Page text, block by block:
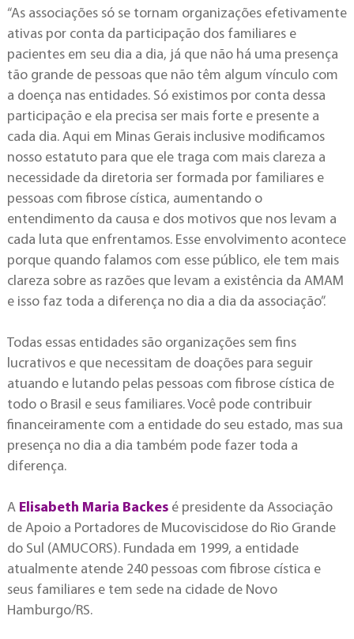
“As associações só se tornam organizações efetivamente
ativas por conta da participação dos familiares e
pacientes em seu dia a dia, já que não há uma presença
tão grande de pessoas que não têm algum vínculo com
a doença nas entidades. Só existimos por conta dessa
participação e ela precisa ser mais forte e presente a
cada dia. Aqui em Minas Gerais inclusive modificamos
nosso estatuto para que ele traga com mais clareza a
necessidade da diretoria ser formada por familiares e
pessoas com fibrose cística, aumentando o
entendimento da causa e dos motivos que nos levam a
cada luta que enfrentamos. Esse envolvimento acontece
porque quando falamos com esse público, ele tem mais
clareza sobre as razões que levam a existência da AMAM
e isso faz toda a diferença no dia a dia da associação”.
Todas essas entidades são organizações sem fins
lucrativos e que necessitam de doações para seguir
atuando e lutando pelas pessoas com fibrose cística de
todo o Brasil e seus familiares. Você pode contribuir
financeiramente com a entidade do seu estado, mas sua
presença no dia a dia também pode fazer toda a
diferença.
A Elisabeth Maria Backesé presidente da Associação
de Apoio a Portadores de Mucoviscidose do Rio Grande
do Sul (AMUCORS). Fundada em 1999, a entidade
atualmente atende 240 pessoas com fibrose cística e
seus familiares e tem sede na cidade de Novo
Hamburgo/RS.